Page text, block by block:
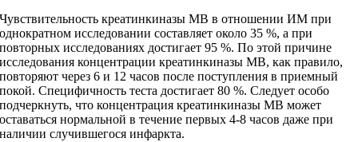
Чувствительность креатинкиназы MB в отношении ИМ при
однократном исследовании составляет около 35 %, а при
повторных исследованиях достигает 95 %. По этой причине
исследования концентрации креатинкиназы MB, как правило,
повторяют через 6 и 12 часов после поступления в приемный
покой. Специфичность теста достигает 80 %. Следует особо
подчеркнуть, что концентрация креатинкиназы MB может
оставаться нормальной в течение первых 4-8 часов даже при
наличии случившегося инфаркта.